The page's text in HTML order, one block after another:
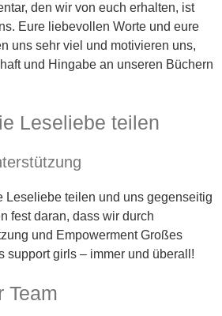
den wir von euch erhalten, ist
Eure liebevollen Worte und eure
uns sehr viel und motivieren uns,
und Hingabe an unseren Büchern
Leseliebe teilen
Leseliebe teilen und uns gegenseitig
fest daran, dass wir durch
und Empowerment Großes
support girls – immer und überall!
Team